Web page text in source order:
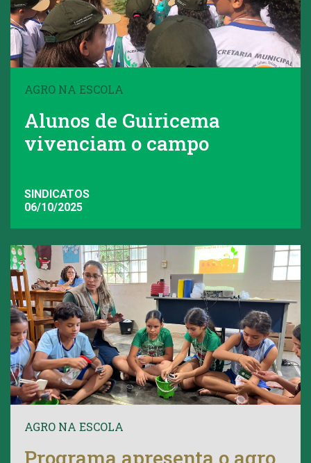
AGRO NA ESCOLA
Alunos de Guiricema
vivenciam o campo
SINDICATOS
06/10/2025
AGRO NA ESCOLA
Programa apresenta o agro